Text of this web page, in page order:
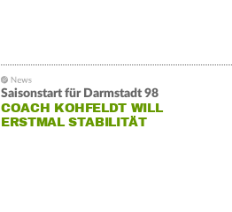
Saisonstart für Darmstadt 98
COACH KOHFELDT WILL
ERSTMAL STABILITÄT